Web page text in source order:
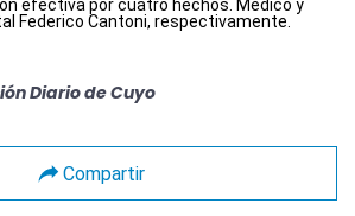
efectiva por cuatro hechos. Médico y
Federico Cantoni, respectivamente.
Diario de Cuyo
Compartir